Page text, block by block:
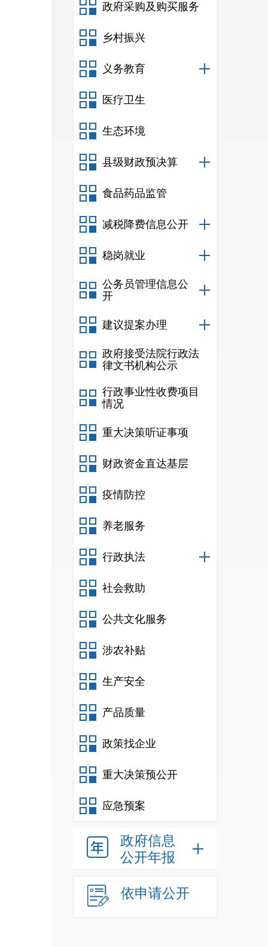
政府采购及购买服务
乡村振兴
义务教育
医疗卫生
生态环境
县级财政预决算
食品药品监管
减税降费信息公开
稳岗就业
公务员管理信息公
开
建议提案办理
政府接受法院行政法
律文书机构公示
行政事业性收费项目
情况
重大决策听证事项
财政资金直达基层
疫情防控
养老服务
行政执法
社会救助
公共文化服务
涉农补贴
生产安全
产品质量
政策找企业
重大决策预公开
应急预案
政府信息
公开年报
依申请公开